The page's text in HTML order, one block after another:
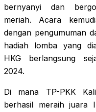
bernyanyi dan
meriah. Acara
dengan pengumuman
hadiah lomba yang
HKG berlangsung
2024.
Di mana TP-PKK
berhasil meraih juara